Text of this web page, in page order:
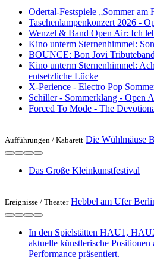
Odertal-Festspiele „Sommer am
Taschenlampenkonzert 2026 -
Wenzel & Band Open Air: Ich
Kino unterm Sternenhimmel:
BOUNCE: Bon Jovi
Kino unterm Sternenhimmel:
entsetzliche Lücke
X-Perience - Electro Pop
Schiller - Sommerklang - Open
Forced To Mode - The
Aufführungen / Kabarett Die Wühlmäuse
Das Große Kleinkunstfestival
Ereignisse / Theater Hebbel am Ufer
In den Spielstätten HAU1,
aktuelle künstlerische Positionen
Performance präsentiert.